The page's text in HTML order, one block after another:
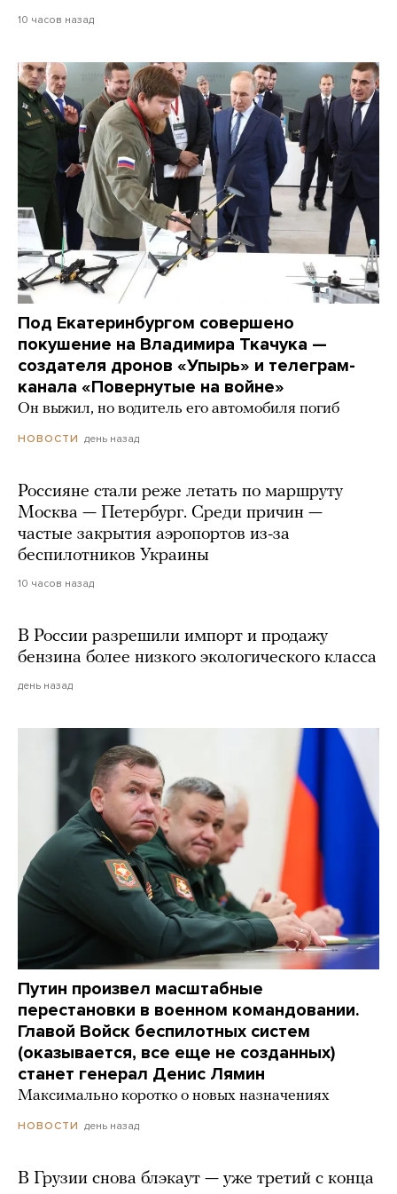
10 часов назад
Под Екатеринбургом совершено
покушение на Владимира Ткачука —
создателя дронов «Упырь» и телеграм-
канала «Повернутые на войне»
Он выжил, но водитель его автомобиля погиб
НОВОСТИ день назад
Россияне стали реже летать по маршруту
Москва — Петербург. Среди причин —
частые закрытия аэропортов из-за
беспилотников Украины
10 часов назад
В России разрешили импорт и продажу
бензина более низкого экологического класса
день назад
Путин произвел масштабные
перестановки в военном командовании.
Главой Войск беспилотных систем
(оказывается, все еще не созданных)
станет генерал Денис Лямин
Максимально коротко о новых назначениях
НОВОСТИ день назад
В Грузии снова блэкаут — уже третий с конца